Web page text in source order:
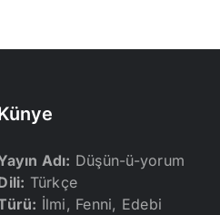
Adı: Düşün-ü-yorum
Türkçe
İlmi, Fenni, Edebi